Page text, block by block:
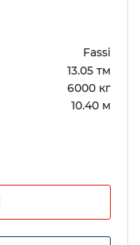
Fassi
13.05 тм
6000 кг
10.40 м